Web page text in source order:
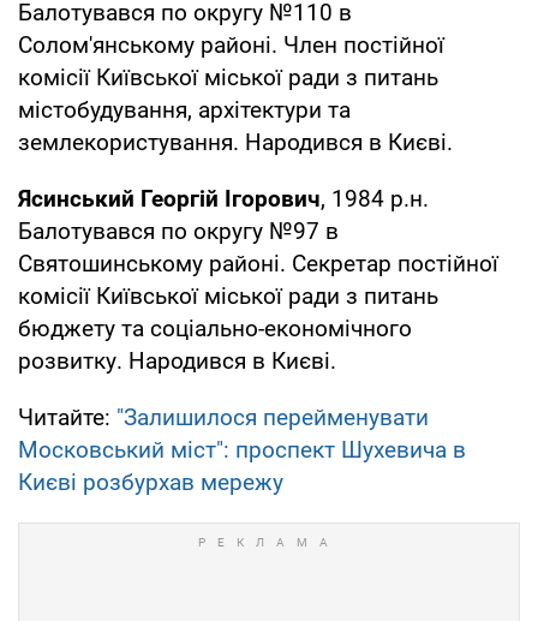
Балотувався по округу №110 в
Солом'янському районі. Член постійної
комісії Київської міської ради з питань
містобудування, архітектури та
землекористування. Народився в Києві.
Ясинський Георгій Ігорович, 1984 р.н.
Балотувався по округу №97 в
Святошинському районі. Секретар постійної
комісії Київської міської ради з питань
бюджету та соціально-економічного
розвитку. Народився в Києві.
Читайте: "Залишилося перейменувати
Московський міст": проспект Шухевича в
Києві розбурхав мережу